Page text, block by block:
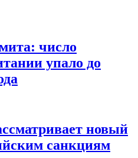
число
упало до
новый
санкциям